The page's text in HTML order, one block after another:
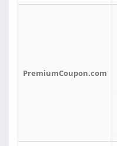
PremiumCoupon.com